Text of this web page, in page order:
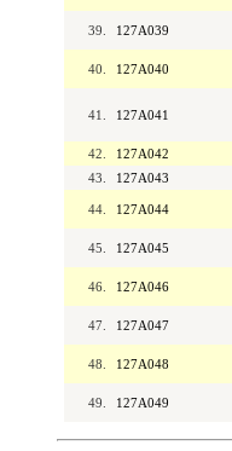
39. 127A039
40. 127A040
41. 127A041
42.
127A042
43.
127A043
44. 127A044
45. 127A045
46. 127A046
47. 127A047
48. 127A048
49. 127A049